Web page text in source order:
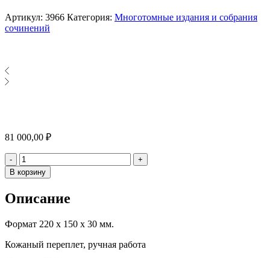
Артикул: 3966 Категория: Многотомные издания и собрания
сочинений
81 000,00 ₽
- Количество
+
В корзину
Описание
Формат 220 х 150 х 30 мм.
Кожаный переплет, ручная работа